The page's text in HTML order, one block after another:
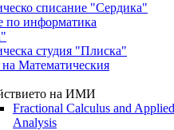
списание "Сердика"
по информатика
студия "Плиска"
на Математическия
на ИМИ
Fractional Calculus and Applied
Analysis